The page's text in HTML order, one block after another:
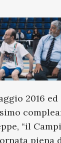
2016
“il
piena